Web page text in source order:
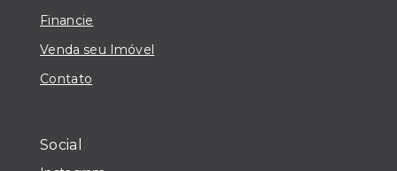
Financie
Venda seu Imóvel
Contato
Social